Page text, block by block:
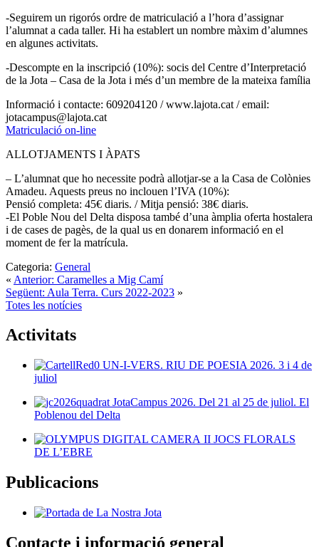
-Seguirem un rigorós ordre de matriculació a l’hora d’assignar
l’alumnat a cada taller. Hi ha establert un nombre màxim d’alumnes
en algunes activitats.
-Descompte en la inscripció (10%): socis del Centre d’Interpretació
de la Jota – Casa de la Jota i més d’un membre de la mateixa família
Informació i contacte: 609204120 / www.lajota.cat / email:
jotacampus@lajota.cat
Matriculació on-line
ALLOTJAMENTS I ÀPATS
– L’alumnat que ho necessite podrà allotjar-se a la Casa de Colònies
Amadeu. Aquests preus no inclouen l’IVA (10%):
Pensió completa: 45€ diaris. / Mitja pensió: 38€ diaris.
-El Poble Nou del Delta disposa també d’una àmplia oferta hostalera
i de cases de pagès, de la qual us en donarem informació en el
moment de fer la matrícula.
Categoria: General
« Anterior: Caramelles a Mig Camí
Següent: Aula Terra. Curs 2022-2023 »
Totes les notícies
Activitats
UN-I-VERS. RIU DE POESIA 2026. 3 i 4 de
juliol
JotaCampus 2026. Del 21 al 25 de juliol. El
Poblenou del Delta
II JOCS FLORALS
DE L’EBRE
Publicacions
Contacte i informació general